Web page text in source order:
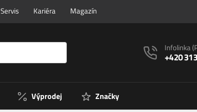
Servis Kariéra Magazín
Infolinka
+420
Výprodej Značky